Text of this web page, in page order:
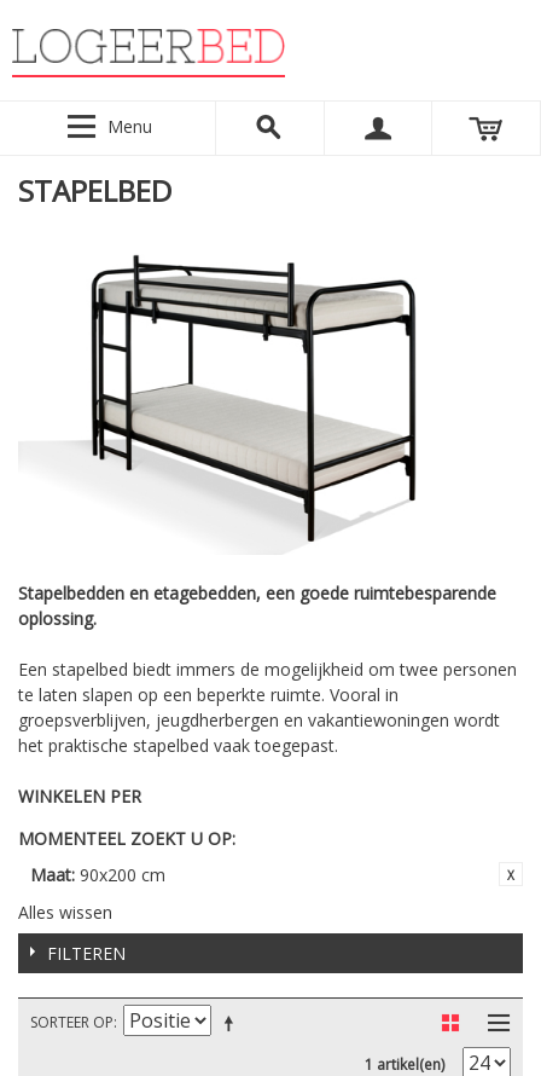
Menu
STAPELBED
Stapelbedden en etagebedden, een goede ruimtebesparende
oplossing.
Een stapelbed biedt immers de mogelijkheid om twee personen
te laten slapen op een beperkte ruimte. Vooral in
groepsverblijven, jeugdherbergen en vakantiewoningen wordt
het praktische stapelbed vaak toegepast.
WINKELEN PER
MOMENTEEL ZOEKT U OP:
Maat: 90x200 cm
Alles wissen
FILTEREN
SORTEER OP
1 artikel(en)